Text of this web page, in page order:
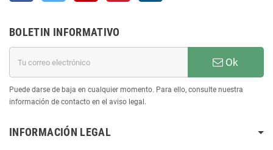
BOLETIN INFORMATIVO
Ok
Puede darse de baja en cualquier momento. Para ello, consulte nuestra
información de contacto en el aviso legal.
INFORMACIÓN LEGAL